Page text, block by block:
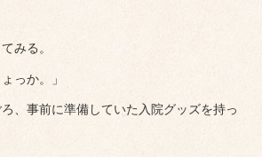
みる。
っか。」
、事前に準備していた入院グッズを持っ